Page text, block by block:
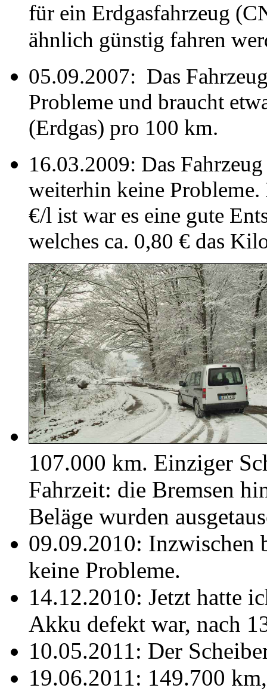
für ein Erdgasfahrzeug
ähnlich günstig fahren
05.09.2007: Das
Probleme und braucht
(Erdgas) pro 100 km.
16.03.2009: Das
weiterhin keine
€/l ist war es eine gute
welches ca. 0,80 € das
107.000 km. Einziger
Fahrzeit: die Bremsen
Beläge wurden
09.09.2010: Inzwischen
keine Probleme.
14.12.2010: Jetzt hatte
Akku defekt war, nach
10.05.2011: Der
19.06.2011: 149.700